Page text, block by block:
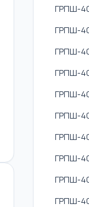
ГРПШ-
ГРПШ-
ГРПШ-
ГРПШ-
ГРПШ-
ГРПШ-
ГРПШ-
ГРПШ-
ГРПШ-
ГРПШ-